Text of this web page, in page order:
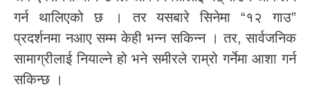
गर्न थालिएको छ । तर यसबारे सिनेमा “१२ गाउ”
प्रदर्शनमा नआए सम्म केही भन्न सकिन्न । तर, सार्वजनिक
सामाग्रीलाई नियाल्ने हो भने समीरले राम्रो गर्नेमा आशा गर्न
सकिन्छ ।